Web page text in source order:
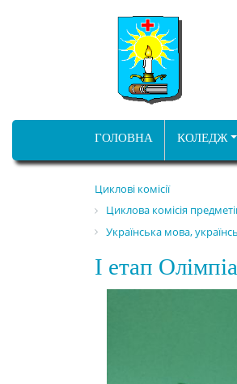
ГОЛОВНА КОЛЕДЖ
Циклові комісії
Циклова комісія
Українська мова,
І етап